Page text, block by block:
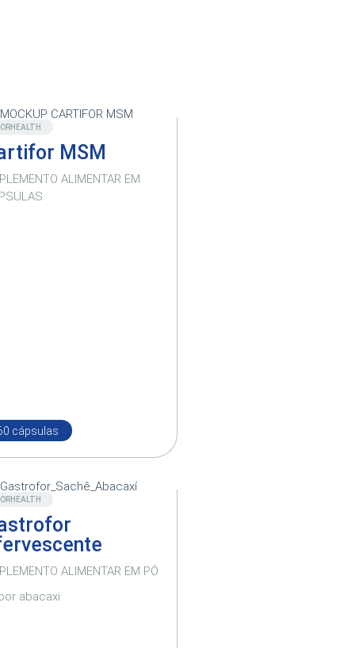
MSM
ALIMENTAR EM
cápsulas
ALIMENTAR EM PÓ
abacaxi